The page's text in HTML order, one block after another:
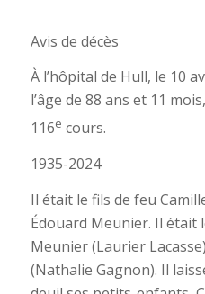
Avis de décès
À l’hôpital de Hull, le 10
l’âge de 88 ans et 11
116e cours.
1935-2024
Il était le fils de feu
Édouard Meunier. Il était
Meunier (Laurier
(Nathalie Gagnon). Il